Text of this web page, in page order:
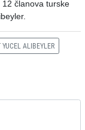
članova turske
ALIBEYLER